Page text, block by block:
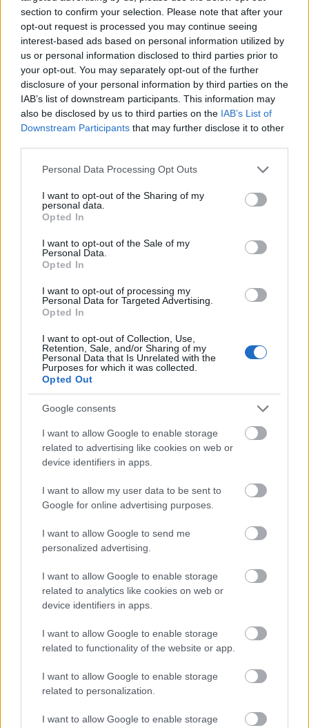
section to confirm your selection. Please note that after your
opt-out request is processed you may continue seeing
interest-based ads based on personal information utilized by
us or personal information disclosed to third parties prior to
your opt-out. You may separately opt-out of the further
disclosure of your personal information by third parties on the
IAB’s list of downstream participants. This information may
also be disclosed by us to third parties on the IAB’s List of
Downstream Participants that may further disclose it to other
Please note that this website/app uses one or more Google
not limited to your visit or usage behaviour. You may click to
grant or deny consent to Google and its third-party tags to
use your data for below specified purposes in below Google
consent section.
Personal Data Processing Opt Outs
I want to opt-out of the Sharing of my
personal data.
Opted In
I want to opt-out of the Sale of my
Personal Data.
Opted In
I want to opt-out of processing my
Personal Data for Targeted Advertising.
Opted In
I want to opt-out of Collection, Use,
Retention, Sale, and/or Sharing of my
Personal Data that Is Unrelated with the
Purposes for which it was collected.
Opted Out
Google consents
I want to allow Google to enable storage
related to advertising like cookies on web or
device identifiers in apps.
I want to allow my user data to be sent to
Google for online advertising purposes.
I want to allow Google to send me
personalized advertising.
I want to allow Google to enable storage
related to analytics like cookies on web or
device identifiers in apps.
I want to allow Google to enable storage
related to functionality of the website or app.
I want to allow Google to enable storage
related to personalization.
I want to allow Google to enable storage